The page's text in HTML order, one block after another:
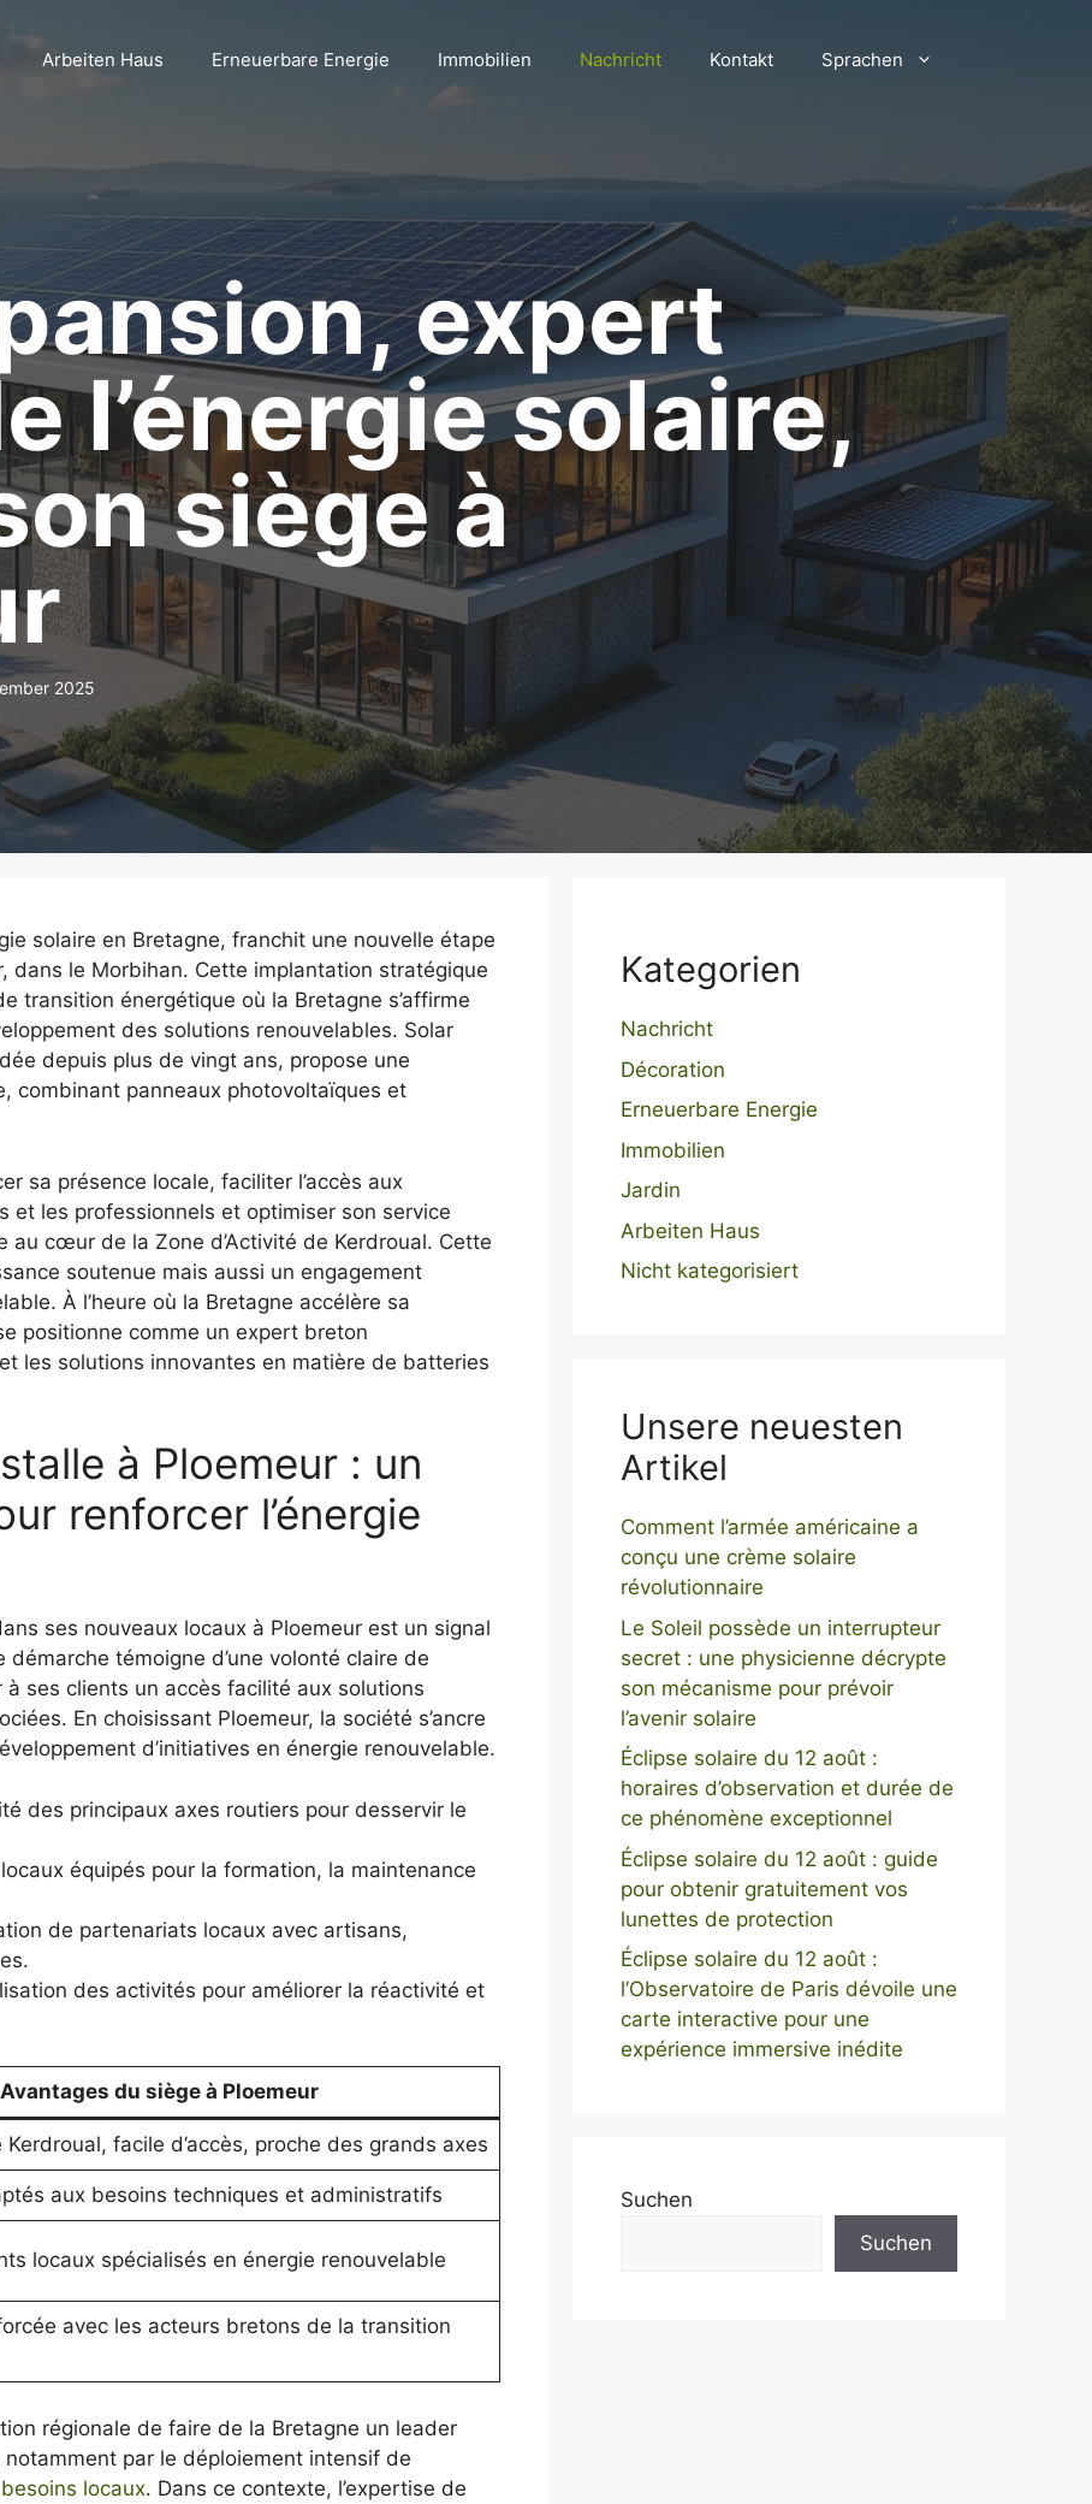
Arbeiten Haus Erneuerbare Energie Immobilien Nachricht Kontakt Sprachen
expert
l’énergie solaire,
siège à
2025
solaire en Bretagne, franchit une nouvelle étape
dans le Morbihan. Cette implantation stratégique
transition énergétique où la Bretagne s’affirme
des solutions renouvelables. Solar
depuis plus de vingt ans, propose une
combinant panneaux photovoltaïques et
sa présence locale, faciliter l’accès aux
et les professionnels et optimiser son service
au cœur de la Zone d’Activité de Kerdroual. Cette
soutenue mais aussi un engagement
À l’heure où la Bretagne accélère sa
positionne comme un expert breton
les solutions innovantes en matière de batteries
à Ploemeur : un
renforcer l’énergie
ses nouveaux locaux à Ploemeur est un signal
témoigne d’une volonté claire de
ses clients un accès facilité aux solutions
En choisissant Ploemeur, la société s’ancre
d’initiatives en énergie renouvelable.
des principaux axes routiers pour desservir le
équipés pour la formation, la maintenance
de partenariats locaux avec artisans,
des activités pour améliorer la réactivité et
Avantages du siège à Ploemeur
Kerdroual, facile d’accès, proche des grands axes
aux besoins techniques et administratifs
locaux spécialisés en énergie renouvelable
avec les acteurs bretons de la transition
régionale de faire de la Bretagne un leader
par le déploiement intensif de
locaux. Dans ce contexte, l’expertise de
Kategorien
Nachricht
Décoration
Erneuerbare Energie
Immobilien
Jardin
Arbeiten Haus
Nicht kategorisiert
Unsere neuesten
Artikel
Comment l’armée américaine a
conçu une crème solaire
révolutionnaire
Le Soleil possède un interrupteur
secret : une physicienne décrypte
son mécanisme pour prévoir
l’avenir solaire
Éclipse solaire du 12 août :
horaires d’observation et durée de
ce phénomène exceptionnel
Éclipse solaire du 12 août : guide
pour obtenir gratuitement vos
lunettes de protection
Éclipse solaire du 12 août :
l’Observatoire de Paris dévoile une
carte interactive pour une
expérience immersive inédite
Suchen
Suchen